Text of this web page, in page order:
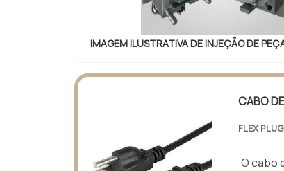
IMAGEM ILUSTRATIVA DE INJEÇÃO DE
CABO
FLEX PLUG
O cabo